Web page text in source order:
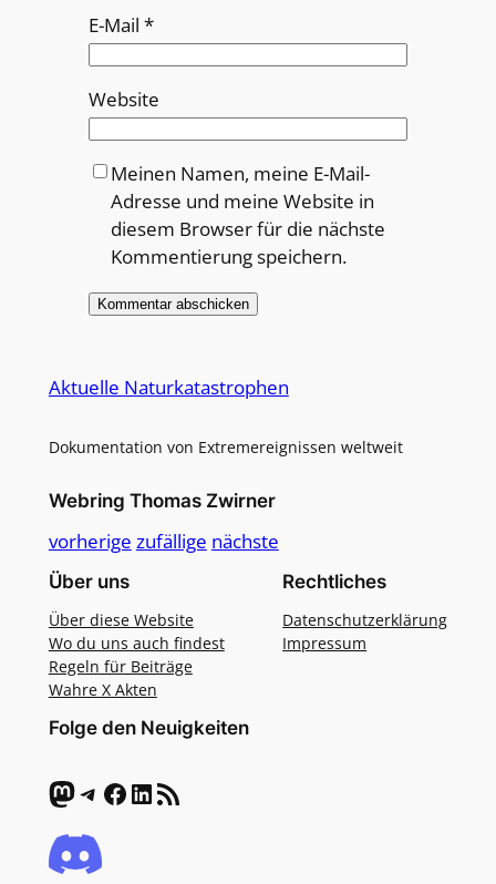
E-Mail *
Website
Meinen Namen, meine E-Mail-
Adresse und meine Website in
diesem Browser für die nächste
Kommentierung speichern.
Aktuelle Naturkatastrophen
Dokumentation von Extremereignissen weltweit
Webring Thomas Zwirner
vorherige zufällige nächste
Über uns
Über diese Website
Wo du uns auch findest
Regeln für Beiträge
Wahre X Akten
Rechtliches
Datenschutzerklärung
Impressum
Folge den Neuigkeiten
Mastodon Telegram Facebook LinkedIn RSS-Feed